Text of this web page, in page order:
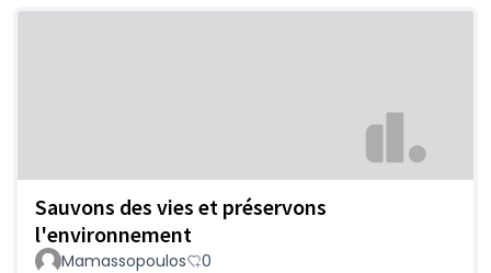
Sauvons des vies et préservons
l'environnement
Mamassopoulos 0